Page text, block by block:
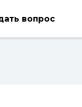
вопрос